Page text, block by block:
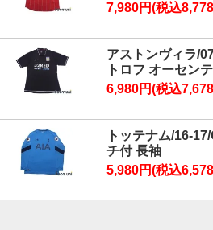
7,980円(税込
アストンヴィラ/
トロフ オーセン
6,980円(税込
トッテナム/16-
チ付 長袖
5,980円(税込